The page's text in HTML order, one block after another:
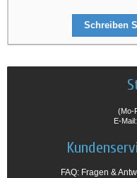
Schreiben
(Mo-
E-
FAQ: Fragen &